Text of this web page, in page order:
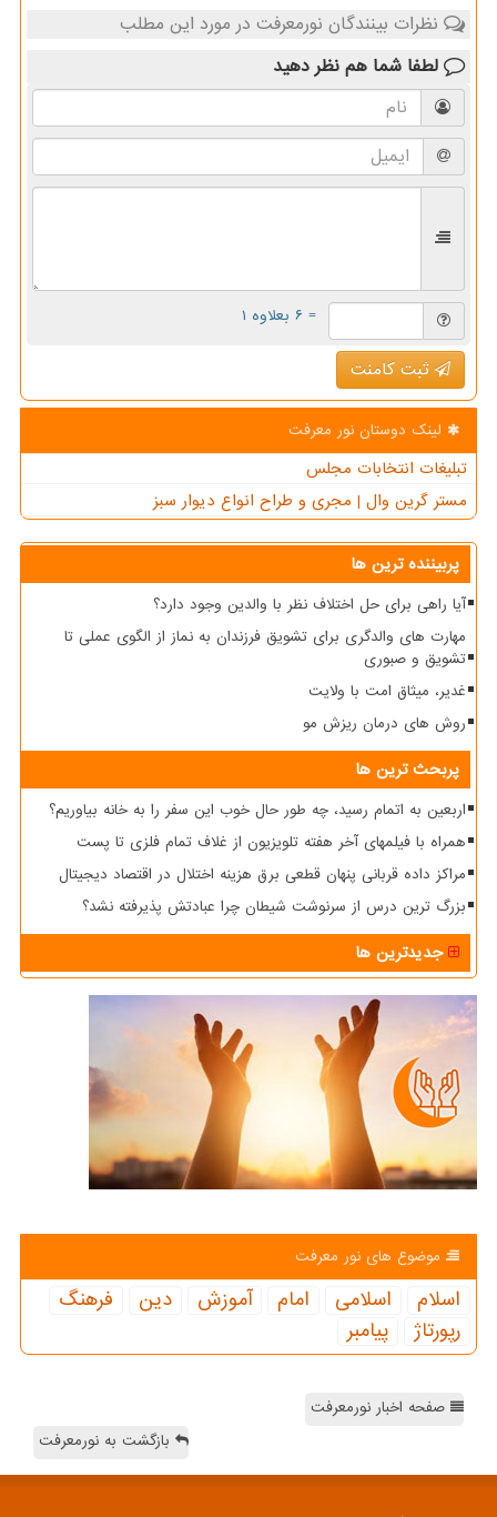
نظرات بینندگان نورمعرفت در مورد این مطلب
لطفا شما هم نظر دهید
= ۶ بعلاوه ۱
ثبت کامنت
لینک دوستان نور معرفت
تبلیغات انتخابات مجلس
مستر گرین وال | مجری و طراح انواع دیوار سبز
پربیننده ترین ها
آیا راهی برای حل اختلاف نظر با والدین وجود دارد؟
مهارت های والدگری برای تشویق فرزندان به نماز از الگوی عملی تا
تشویق و صبوری
غدیر، میثاق امت با ولایت
روش های درمان ریزش مو
پربحث ترین ها
اربعین به اتمام رسید، چه طور حال خوب این سفر را به خانه بیاوریم؟
همراه با فیلمهای آخر هفته تلویزیون از غلاف تمام فلزی تا پست
مراکز داده قربانی پنهان قطعی برق هزینه اختلال در اقتصاد دیجیتال
بزرگ ترین درس از سرنوشت شیطان چرا عبادتش پذیرفته نشد؟
جدیدترین ها
موضوع های نور معرفت
اسلام اسلامی امام آموزش دین
فرهنگ
رپورتاژ
پیامبر
صفحه اخبار نورمعرفت
بازگشت به نورمعرفت